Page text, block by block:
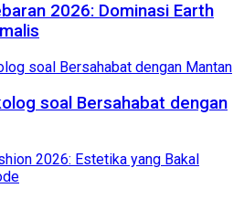
2026: Dominasi Earth
soal Bersahabat dengan